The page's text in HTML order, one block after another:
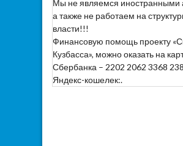
Мы не являемся иностранными
а также не работаем на
власти!!!
Финансовую помощь проекту
Кузбасса», можно оказать на
Сбербанка – 2202 2062 3368
Яндекс-кошелек:.